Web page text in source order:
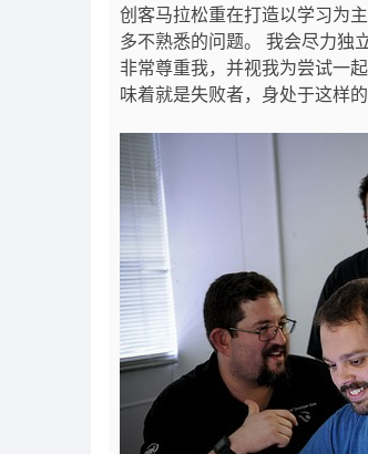
创客马拉松重在打造以学习为
多不熟悉的问题。 我会尽力独
非常尊重我，并视我为尝试一
味着就是失败者，身处于这样